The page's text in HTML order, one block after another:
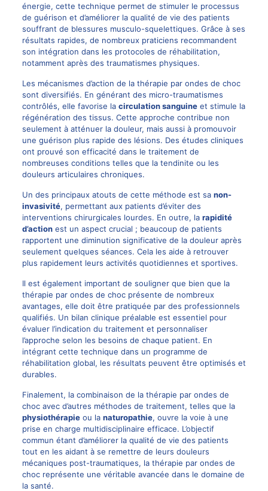
énergie, cette technique permet de stimuler le processus
de guérison et d’améliorer la qualité de vie des patients
souffrant de blessures musculo-squelettiques. Grâce à ses
résultats rapides, de nombreux praticiens recommandent
son intégration dans les protocoles de réhabilitation,
notamment après des traumatismes physiques.
Les mécanismes d’action de la thérapie par ondes de choc
sont diversifiés. En générant des micro-traumatismes
contrôlés, elle favorise la circulation sanguineet stimule la
régénération des tissus. Cette approche contribue non
seulement à atténuer la douleur, mais aussi à promouvoir
une guérison plus rapide des lésions. Des études cliniques
ont prouvé son efficacité dans le traitement de
nombreuses conditions telles que la tendinite ou les
douleurs articulaires chroniques.
Un des principaux atouts de cette méthode est sa non-
invasivité, permettant aux patients d’éviter des
interventions chirurgicales lourdes. En outre, la rapidité
d’actionest un aspect crucial ; beaucoup de patients
rapportent une diminution significative de la douleur après
seulement quelques séances. Cela les aide à retrouver
plus rapidement leurs activités quotidiennes et sportives.
Il est également important de souligner que bien que la
thérapie par ondes de choc présente de nombreux
avantages, elle doit être pratiquée par des professionnels
qualifiés. Un bilan clinique préalable est essentiel pour
évaluer l’indication du traitement et personnaliser
l’approche selon les besoins de chaque patient. En
intégrant cette technique dans un programme de
réhabilitation global, les résultats peuvent être optimisés et
durables.
Finalement, la combinaison de la thérapie par ondes de
choc avec d’autres méthodes de traitement, telles que la
physiothérapieou la naturopathie, ouvre la voie à une
prise en charge multidisciplinaire efficace. L’objectif
commun étant d’améliorer la qualité de vie des patients
tout en les aidant à se remettre de leurs douleurs
mécaniques post-traumatiques, la thérapie par ondes de
choc représente une véritable avancée dans le domaine de
la santé.